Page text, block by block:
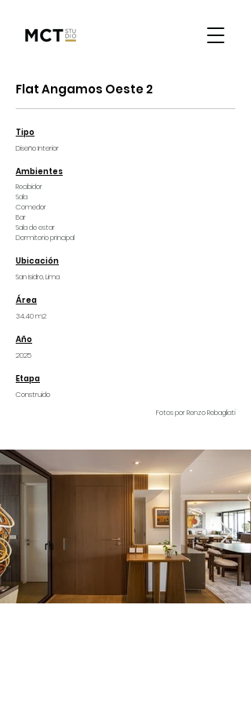
Flat Angamos Oeste 2
Tipo
Diseño Interior
Ambientes
Recibidor
Sala
Comedor
Bar
Sala de estar
Dormitorio principal
Ubicación
San Isidro, Lima
Área
34.40 m2
Año
2025
Etapa
Construido
Fotos por Renzo Rebagliati